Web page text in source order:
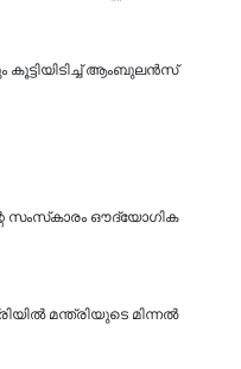
ആംബുലൻസ്
സംസ്‌കാരം ഔദ്യോഗിക
മന്ത്രിയുടെ മിന്നൽ